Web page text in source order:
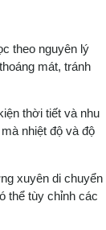
theo nguyên lý
mát, tránh
thời tiết và nhu
nhiệt độ và độ
xuyên di chuyển
thể tùy chỉnh các